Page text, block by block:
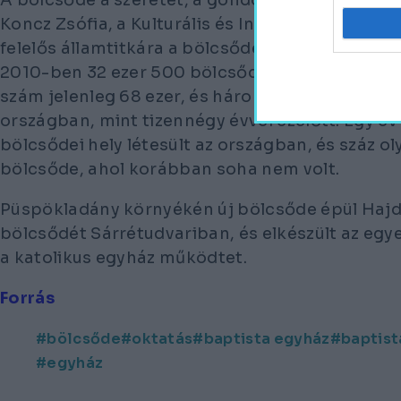
Koncz Zsófia, a Kulturális és Innovációs
felelős államtitkára a bölcsőde
2010-ben 32 ezer 500 bölcsődei férőhely volt
szám jelenleg 68 ezer, és három és félszer
országban, mint tizennégy évvel ezelőtt. Egy
bölcsődei hely létesült az országban, és száz
bölcsőde, ahol korábban soha nem volt.
Püspökladány környékén új bölcsőde épül
bölcsődét Sárrétudvariban, és elkészült az
a katolikus egyház működtet.
Forrás
bölcsőde oktatás baptista egyház
egyház